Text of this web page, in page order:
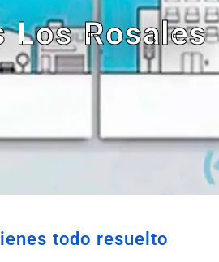
Los Rosales
todo resuelto